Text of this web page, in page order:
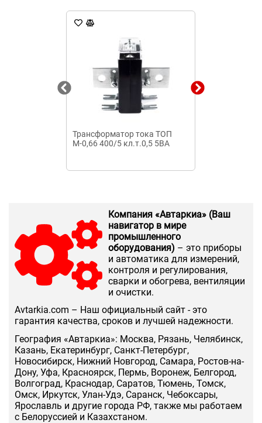
Трансформатор тока ТОП
М-0,66 400/5 кл.т.0,5 5ВА
Компания «Автаркиа» (Ваш
навигатор в мире
промышленного
оборудования) – это приборы
и автоматика для измерений,
контроля и регулирования,
сварки и обогрева, вентиляции
и очистки.
Аvtarkia.com – Наш официальный сайт - это
гарантия качества, сроков и лучшей надежности.
География «Автаркиа»: Москва, Рязань, Челябинск,
Казань, Екатеринбург, Санкт-Петербург,
Новосибирск, Нижний Новгород, Самара, Ростов-на-
Дону, Уфа, Красноярск, Пермь, Воронеж, Белгород,
Волгоград, Краснодар, Саратов, Тюмень, Томск,
Омск, Иркутск, Улан-Удэ, Саранск, Чебоксары,
Ярославль и другие города РФ, также мы работаем
с Белоруссией и Казахстаном.